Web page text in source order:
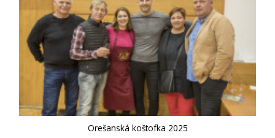
Orešanská koštofka 2025